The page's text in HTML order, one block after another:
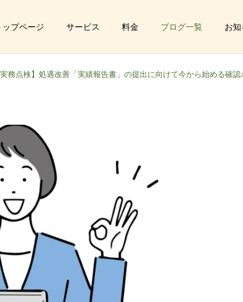
ップページ サービス 料金 ブログ一覧 お
ス事業
援業務
実務点検】処遇改善「実績報告書」の提出に向けて今から始める確